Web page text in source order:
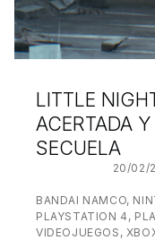
LITTLE
ACERTADA
SECUELA
20/02/
BANDAI NAMCO,
PLAYSTATION 4 ,
VIDEOJUEGOS ,